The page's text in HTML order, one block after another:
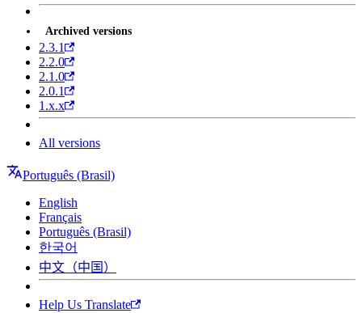
Archived versions
2.3.1
2.2.0
2.1.0
2.0.1
1.x.x
All versions
Português (Brasil)
English
Français
Português (Brasil)
한국어
中文（中国）
Help Us Translate